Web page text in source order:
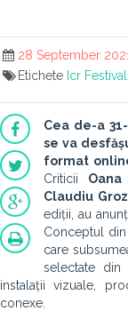
28 September
Etichete Icr
Cea de-a
se va
format
Criticii
Claudiu
ediții, au
Conceptul
care
selectate din
instalații vizuale,
conexe.